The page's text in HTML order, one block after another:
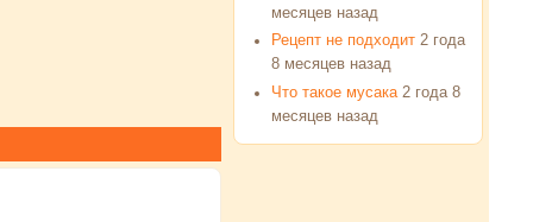
месяцев назад
Рецепт не подходит 2 года
8 месяцев назад
Что такое мусака 2 года 8
месяцев назад